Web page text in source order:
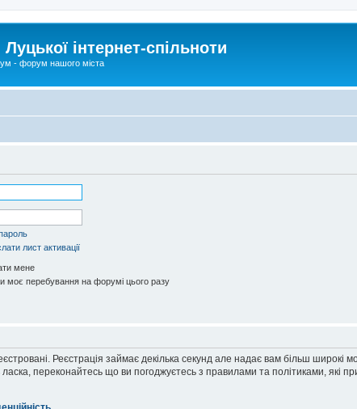
інтернет-спільноти
- форум нашого міста
лист активації
мене
моє перебування на форумі цього разу
Реєстрація займає декілька секунд але надає вам більш широкі
ласка, переконайтесь що ви погоджуєтесь з правилами та політиками,